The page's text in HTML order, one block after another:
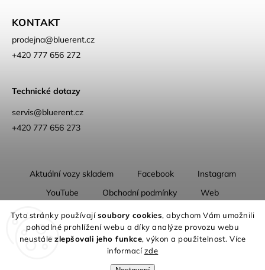
Tyto stránky používajísoubory cookies, abychom Vám umožnili
pohodlné prohlížení webu a díky analýze provozu webu
neustálezlepšovali jeho funkce, výkon a použitelnost. Více
informacízde
KONTAKT
prodejna@bluerent.cz
+420 777 656 272
Technické dotazy
servis@bluerent.cz
+420 777 656 273
Aktuální vozy skladem Facebook
Instagram
YouTube
Obchodní podmínky
Web
O nás